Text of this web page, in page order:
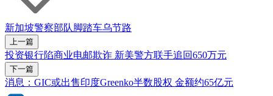
新加坡警察部队脚踏车乌节路
上一篇
投资银行陷商业电邮欺诈 新美警方联手追回650万元
下一篇
消息：GIC或出售印度Greenko半数股权 金额约65亿元